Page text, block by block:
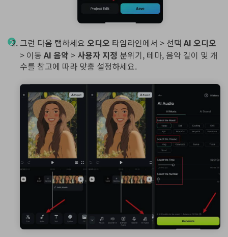
그런 다음 탭하세요 오디오 타임라인에서 > 선택 AI 오디오
> 이동 AI 음악 > 사용자 지정 분위기, 테마, 음악 길이 및 개
수를 참고에 따라 맞춤 설정하세요.